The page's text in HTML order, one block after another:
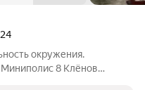
окружения.
Миниполис 8 Клёнов